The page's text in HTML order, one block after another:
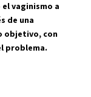
el vaginismo a
de una
objetivo, con
problema.